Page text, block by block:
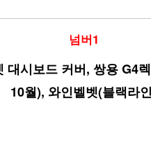
넘버1
대시보드 커버, 쌍용 G4
10월), 와인벨벳(블랙라